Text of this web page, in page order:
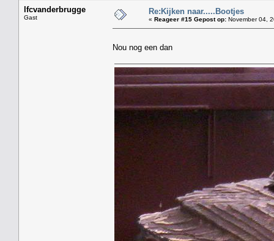
lfcvanderbrugge
Gast
Re:Kijken naar.....Bootjes
« Reageer #15 Gepost op: November 04,
Nou nog een dan